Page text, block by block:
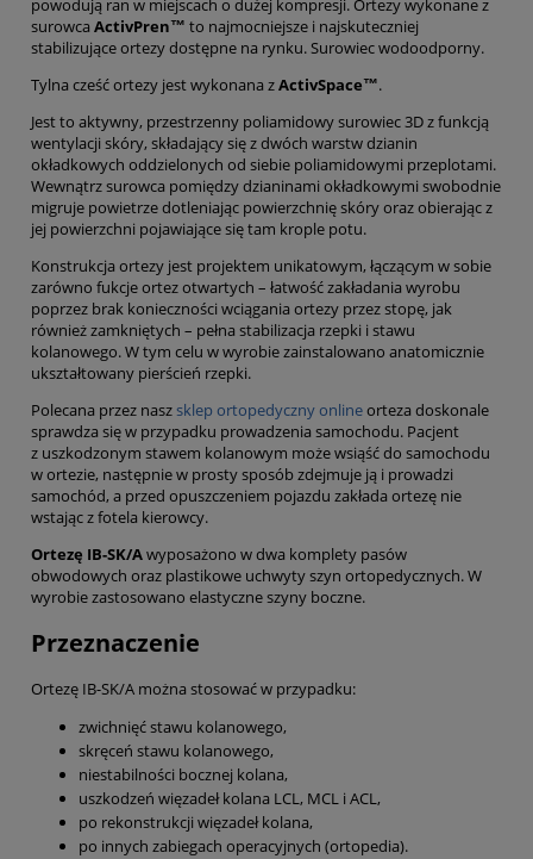
powodują ran w miejscach o dużej kompresji. Ortezy wykonane z
surowca ActivPren™ to najmocniejsze i najskuteczniej
stabilizujące ortezy dostępne na rynku. Surowiec wodoodporny.
Tylna cześć ortezy jest wykonana zActivSpace™.
Jest to aktywny, przestrzenny poliamidowy surowiec 3D z funkcją
wentylacji skóry, składający się z dwóch warstw dzianin
okładkowych oddzielonych od siebie poliamidowymi przeplotami.
Wewnątrz surowca pomiędzy dzianinami okładkowymi swobodnie
migruje powietrze dotleniając powierzchnię skóry oraz obierając z
jej powierzchni pojawiające się tam krople potu.
Konstrukcja ortezy jest projektem unikatowym, łączącym w sobie
zarówno fukcje ortez otwartych – łatwość zakładania wyrobu
poprzez brak konieczności wciągania ortezy przez stopę, jak
również zamkniętych – pełna stabilizacja rzepki i stawu
kolanowego. W tym celu w wyrobie zainstalowano anatomicznie
ukształtowany pierścień rzepki.
Polecana przez naszsklep ortopedyczny onlineorteza doskonale
sprawdza się w przypadku prowadzenia samochodu. Pacjent
z uszkodzonym stawem kolanowym może wsiąść do samochodu
w ortezie, następnie w prosty sposób zdejmuje ją i prowadzi
samochód, a przed opuszczeniem pojazdu zakłada ortezę nie
wstając z fotela kierowcy.
Ortezę IB-SK/Awyposażono w dwa komplety pasów
obwodowych oraz plastikowe uchwyty szyn ortopedycznych. W
wyrobie zastosowano elastyczne szyny boczne.
Przeznaczenie
Ortezę IB-SK/A można stosować w przypadku:
zwichnięć stawu kolanowego,
skręceń stawu kolanowego,
niestabilności bocznej kolana,
uszkodzeń więzadeł kolana LCL, MCL i ACL,
po rekonstrukcji więzadeł kolana,
po innych zabiegach operacyjnych (ortopedia).